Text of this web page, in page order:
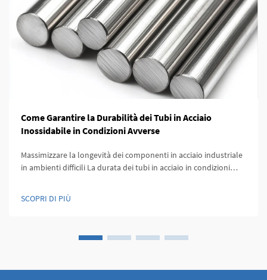
Come Garantire la Durabilità dei Tubi in Acciaio
Inossidabile in Condizioni Avverse
Massimizzare la longevità dei componenti in acciaio industriale
in ambienti difficili La durata dei tubi in acciaio in condizioni
mano che le industrie spingono i limiti delle condizioni
operative. Dalla chimica...
SCOPRI DI PIÙ